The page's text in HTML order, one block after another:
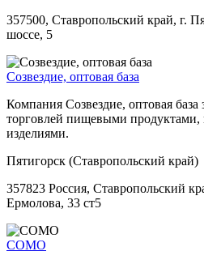
357500, Ставропольский край, г.
шоссе, 5
Созвездие, оптовая база
Компания Созвездие, оптовая база
торговлей пищевыми
изделиями.
Пятигорск (Ставропольский край)
357823 Россия, Ставропольский
Ермолова, 33 ст5
СОМО